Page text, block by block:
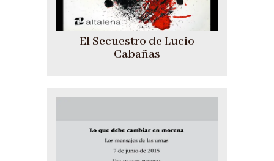
El Secuestro de Lucio
Cabañas